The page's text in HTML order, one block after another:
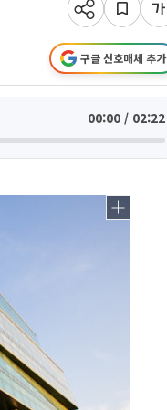
구글 선호매체 추가
00:00 / 02:22